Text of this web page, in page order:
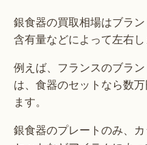
銀食器の買取相場はブラ
含有量などによって左右し
例えば、フランスのブラ
は、食器のセットなら数
ます。
銀食器のプレートのみ、